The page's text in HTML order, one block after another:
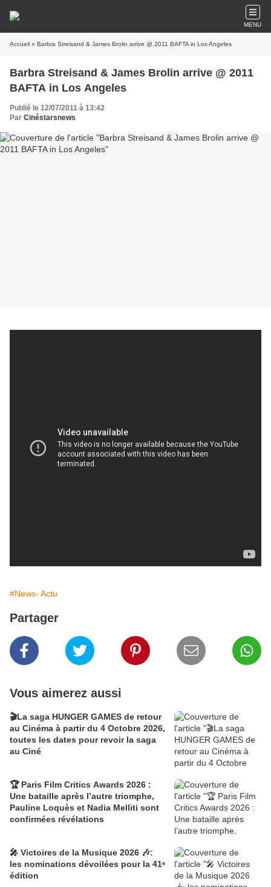
MENU
Accueil » Barbra Streisand & James Brolin arrive @ 2011 BAFTA in Los Angeles
Barbra Streisand & James Brolin arrive @ 2011
BAFTA in Los Angeles
Publié le 12/07/2011 à 13:42
Par Cinéstarsnews
#News- Actu
Partager
Vous aimerez aussi
🎬La saga HUNGER GAMES de retour
au Cinéma à partir du 4 Octobre 2026,
toutes les dates pour revoir la saga
au Ciné
🏆 Paris Film Critics Awards 2026 :
Une bataille après l’autre triomphe,
Pauline Loquès et Nadia Melliti sont
confirmées révélations
🎤 Victoires de la Musique 2026 🎶:
les nominations dévoilées pour la 41ᵉ
édition